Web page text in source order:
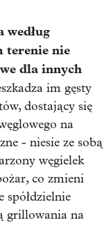
według
terenie nie
dla innych
im gęsty
dostający się
na
- niesie ze sobą
węgielek
co zmieni
grillowania na